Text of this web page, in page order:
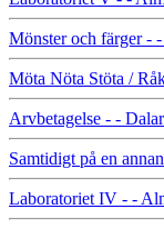
Mönster och färger -
Möta Nöta Stöta /
Arvbetagelse - -
Samtidigt på en
Laboratoriet IV - -